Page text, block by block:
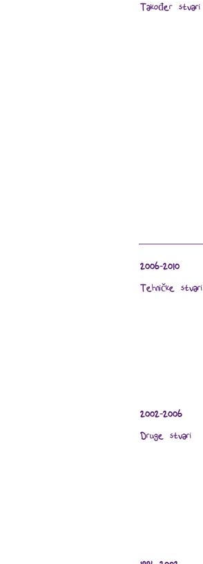
Također stvari
2006-2010
Tehničke stvari
2002-2006
Druge stvari